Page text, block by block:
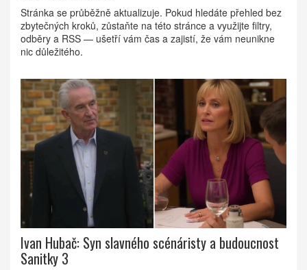
Stránka se průběžně aktualizuje. Pokud hledáte přehled bez
zbytečných kroků, zůstaňte na této stránce a využijte filtry,
odběry a RSS — ušetří vám čas a zajistí, že vám neunikne
nic důležitého.
Ivan Hubač: Syn slavného scénáristy a budoucnost
Sanitky 3